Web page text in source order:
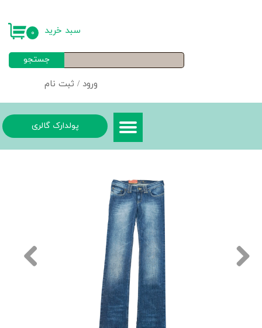
ورود / ثبت نام
خروج از حساب کاربری
جستجو
۰ سبد خرید
پولدارک گالری